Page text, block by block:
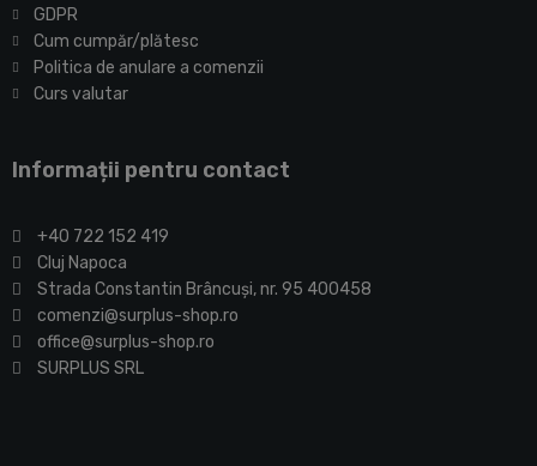
GDPR
Cum cumpăr/plătesc
Politica de anulare a comenzii
Curs valutar
Informații pentru contact
+40 722 152 419
Cluj Napoca
Strada Constantin Brâncuşi, nr. 95 400458
comenzi@surplus-shop.ro
office@surplus-shop.ro
SURPLUS SRL